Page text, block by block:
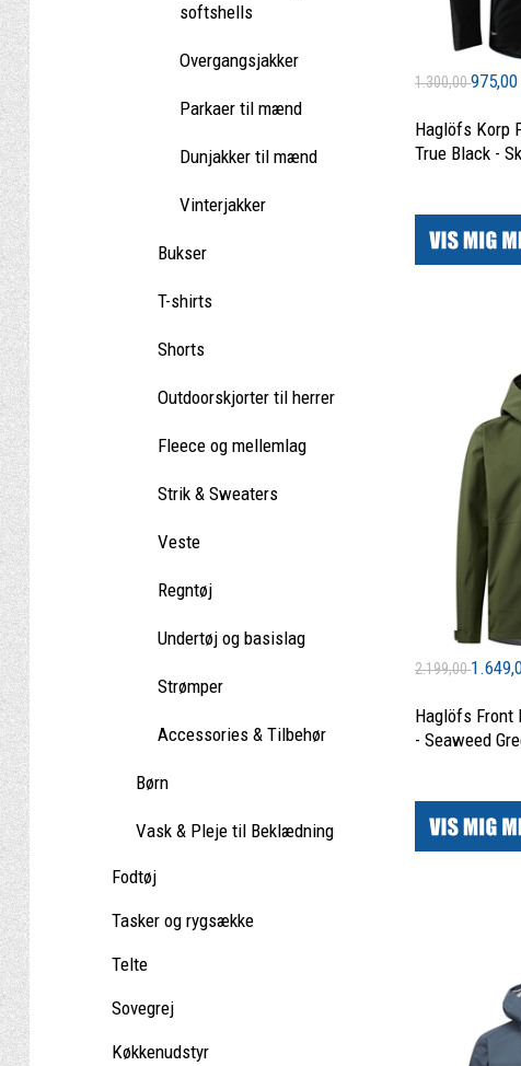
softshells
Overgangsjakker
Parkaer til mænd
Dunjakker til mænd
Vinterjakker
Bukser
T-shirts
Shorts
Outdoorskjorter til herrer
Fleece og mellemlag
Strik & Sweaters
Veste
Regntøj
Undertøj og basislag
Strømper
Accessories & Tilbehør
Børn
Vask & Pleje til Beklædning
Fodtøj
Tasker og rygsække
Telte
Sovegrej
Køkkenudstyr
1.300,00
Haglöfs Korp
True Black -
2.199,00
Haglöfs Front
- Seaweed